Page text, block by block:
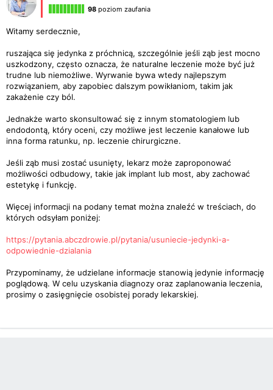
98 poziom zaufania
Witamy serdecznie,
ruszająca się jedynka z próchnicą, szczególnie jeśli ząb jest mocno
uszkodzony, często oznacza, że naturalne leczenie może być już
trudne lub niemożliwe. Wyrwanie bywa wtedy najlepszym
rozwiązaniem, aby zapobiec dalszym powikłaniom, takim jak
zakażenie czy ból.
Jednakże warto skonsultować się z innym stomatologiem lub
endodontą, który oceni, czy możliwe jest leczenie kanałowe lub
inna forma ratunku, np. leczenie chirurgiczne.
Jeśli ząb musi zostać usunięty, lekarz może zaproponować
możliwości odbudowy, takie jak implant lub most, aby zachować
estetykę i funkcję.
Więcej informacji na podany temat można znaleźć w treściach, do
których odsyłam poniżej:
https://pytania.abczdrowie.pl/pytania/usuniecie-jedynki-a-
odpowiednie-dzialania
Przypominamy, że udzielane informacje stanowią jedynie informację
poglądową. W celu uzyskania diagnozy oraz zaplanowania leczenia,
prosimy o zasięgnięcie osobistej porady lekarskiej.